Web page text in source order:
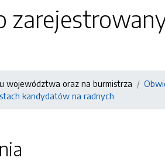
województwa oraz na burmistrza
kandydatów na radnych